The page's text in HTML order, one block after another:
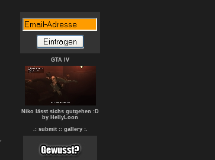
GTA IV
Niko lässt sichs gutgehen :D
by HellyLoon
.: submit : : gallery :.